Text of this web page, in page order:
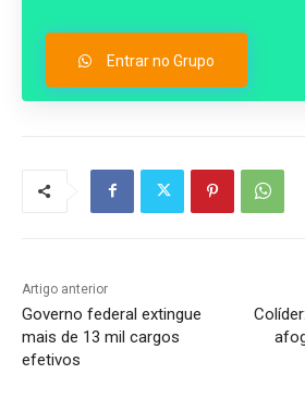
Entrar no Grupo
Artigo anterior
Governo federal extingue
mais de 13 mil cargos
efetivos